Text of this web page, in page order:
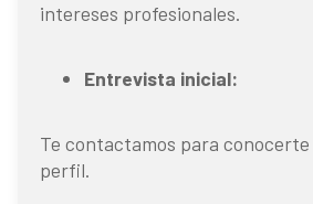
intereses profesionales.
Entrevista inicial:
Te contactamos para conocerte
perfil.